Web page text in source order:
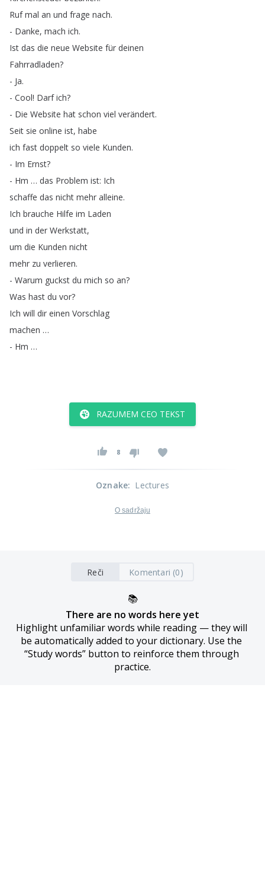
Ruf mal an und frage nach.
- Danke, mach ich.
Ist das die neue Website für deinen
Fahrradladen?
- Ja.
- Cool! Darf ich?
- Die Website hat schon viel verändert.
Seit sie online ist, habe
ich fast doppelt so viele Kunden.
- Im Ernst?
- Hm … das Problem ist: Ich
schaffe das nicht mehr alleine.
Ich brauche Hilfe im Laden
und in der Werkstatt,
um die Kunden nicht
mehr zu verlieren.
- Warum guckst du mich so an?
Was hast du vor?
Ich will dir einen Vorschlag
machen …
- Hm …
RAZUMEM CEO TEKST
8
Oznake: Lectures
O sadržaju
Reči Komentari (0)
📚
There are no words here yet
Highlight unfamiliar words while reading — they will
be automatically added to your dictionary. Use the
“Study words” button to reinforce them through
practice.